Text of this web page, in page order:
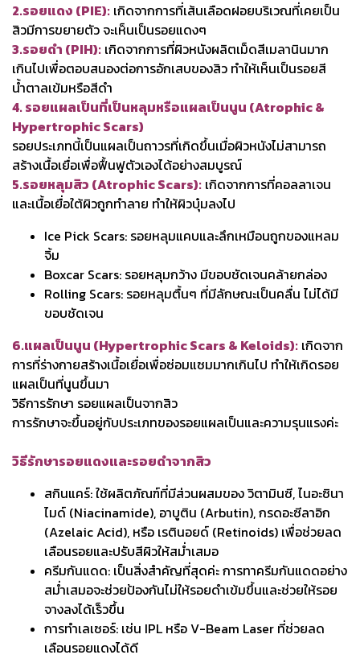
2.รอยแดง (PIE): เกิดจากการที่เส้นเลือดฝอยบริเวณที่เคยเป็น
สิวมีการขยายตัว จะเห็นเป็นรอยแดงๆ
3.รอยดำ (PIH): เกิดจากการที่ผิวหนังผลิตเม็ดสีเมลานินมาก
เกินไปเพื่อตอบสนองต่อการอักเสบของสิว ทำให้เห็นเป็นรอยสี
น้ำตาลเข้มหรือสีดำ
4. รอยแผลเป็นที่เป็นหลุมหรือแผลเป็นนูน (Atrophic &
Hypertrophic Scars)
รอยประเภทนี้เป็นแผลเป็นถาวรที่เกิดขึ้นเมื่อผิวหนังไม่สามารถ
สร้างเนื้อเยื่อเพื่อฟื้นฟูตัวเองได้อย่างสมบูรณ์
5.รอยหลุมสิว (Atrophic Scars): เกิดจากการที่คอลลาเจน
และเนื้อเยื่อใต้ผิวถูกทำลาย ทำให้ผิวบุ๋มลงไป
Ice Pick Scars: รอยหลุมแคบและลึกเหมือนถูกของแหลม
จิ้ม
Boxcar Scars: รอยหลุมกว้าง มีขอบชัดเจนคล้ายกล่อง
Rolling Scars: รอยหลุมตื้นๆ ที่มีลักษณะเป็นคลื่น ไม่ได้มี
ขอบชัดเจน
6.แผลเป็นนูน (Hypertrophic Scars & Keloids): เกิดจาก
การที่ร่างกายสร้างเนื้อเยื่อเพื่อซ่อมแซมมากเกินไป ทำให้เกิดรอย
แผลเป็นที่นูนขึ้นมา
วิธีการรักษา รอยแผลเป็นจากสิว
การรักษาจะขึ้นอยู่กับประเภทของรอยแผลเป็นและความรุนแรงค่ะ
วิธีรักษารอยแดงและรอยดำจากสิว
สกินแคร์: ใช้ผลิตภัณฑ์ที่มีส่วนผสมของ วิตามินซี, ไนอะซินา
ไมด์ (Niacinamide), อาบูติน (Arbutin), กรดอะซีลาอิก
(Azelaic Acid), หรือ เรตินอยด์ (Retinoids) เพื่อช่วยลด
เลือนรอยและปรับสีผิวให้สม่ำเสมอ
ครีมกันแดด: เป็นสิ่งสำคัญที่สุดค่ะ การทาครีมกันแดดอย่าง
สม่ำเสมอจะช่วยป้องกันไม่ให้รอยดำเข้มขึ้นและช่วยให้รอย
จางลงได้เร็วขึ้น
การทำเลเซอร์: เช่น IPL หรือ V-Beam Laser ที่ช่วยลด
เลือนรอยแดงได้ดี